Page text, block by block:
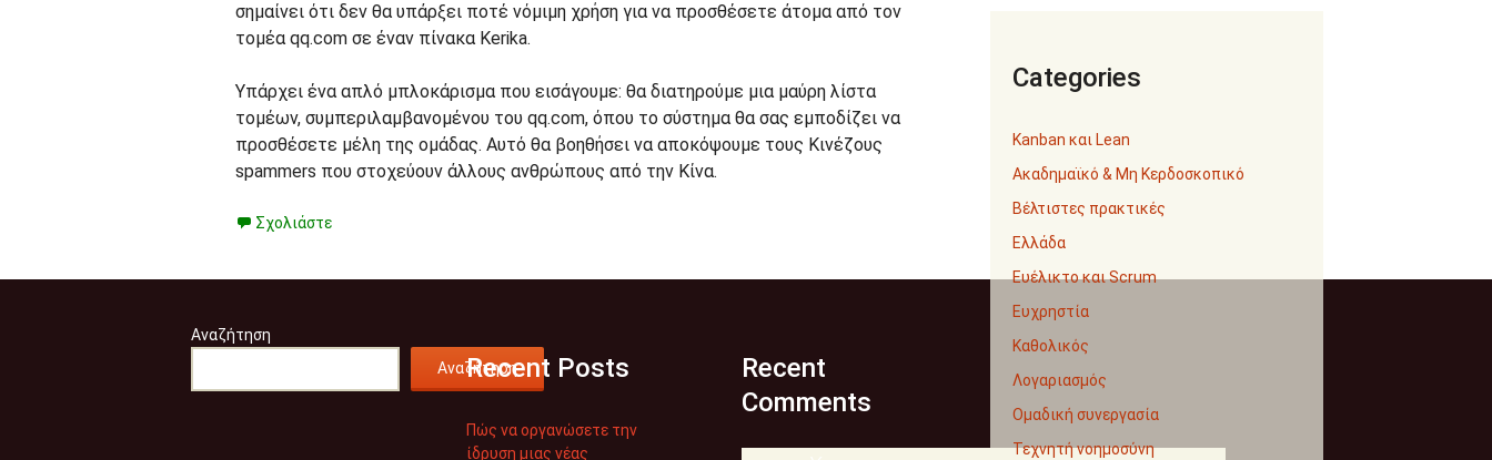
σημαίνει ότι δεν θα υπάρξει ποτέ νόμιμη χρήση για να προσθέσετε άτομα από τον
τομέα qq.com σε έναν πίνακα Kerika.
Υπάρχει ένα απλό μπλοκάρισμα που εισάγουμε: θα διατηρούμε μια μαύρη λίστα
τομέων, συμπεριλαμβανομένου του qq.com, όπου το σύστημα θα σας εμποδίζει να
προσθέσετε μέλη της ομάδας. Αυτό θα βοηθήσει να αποκόψουμε τους Κινέζους
spammers που στοχεύουν άλλους ανθρώπους από την Κίνα.
Σχολιάστε
Categories
Kanban και Lean
Ακαδημαϊκό & Μη Κερδοσκοπικό
Βέλτιστες πρακτικές
Ελλάδα
Ευέλικτο και Scrum
Ευχρηστία
Καθολικός
Λογαριασμός
Ομαδική συνεργασία
Τεχνητή νοημοσύνη
Αναζήτηση
Αναζήτηση
Recent Posts
Πώς να οργανώσετε την
ίδρυση μιας νέας
Recent
Comments